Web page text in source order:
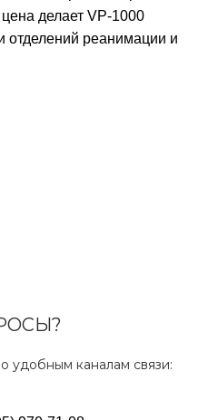
делает VP-1000
реанимации и
удобным каналам связи: